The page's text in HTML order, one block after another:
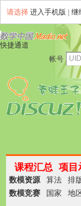
请选择 进入手机版 继
快捷通道
帐号
课程汇总 项目
数模资源 算法 排
数模竞赛
国家 地